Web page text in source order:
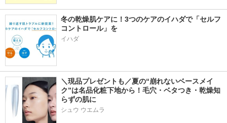
冬の乾燥肌ケアに！3つのケアのイハダで「セルフ
コントロール」を
イハダ
＼現品プレゼントも／夏の“崩れないベースメイ
ク”は名品化粧下地から！毛穴・ベタつき・乾燥知
らずの肌に
シュウ ウエムラ